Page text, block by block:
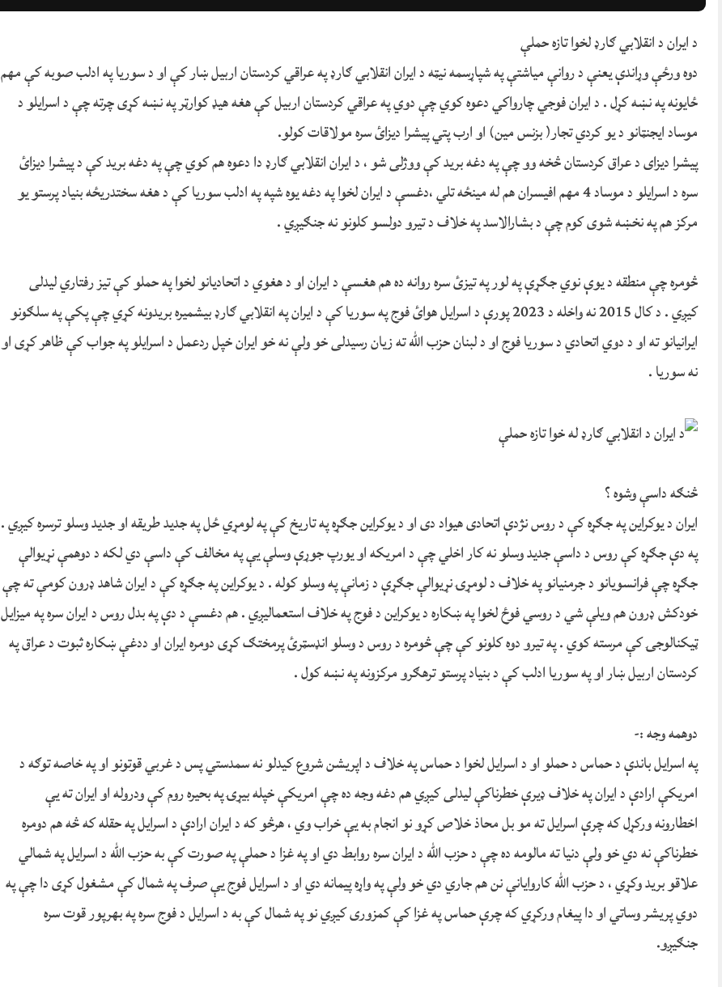
د ایران د انقلابي ګارډ لخوا تازه حملې
دوه ورځې وړاندې یعنې د روانې میاشتې په شپاړسمه نیټه د ایران انقلابي ګارډ په عراقي کردستان اربیل ښار کې او د سوریا په ادلب صوبه کې مهم
ځایونه په نښه کړل . د ایران فوجي چارواکي دعوه کوي چې دوي په عراقي کردستان اربیل کې هغه هیډ کوارټر په نښه کړی چرته چې د اسرایلو د
موساد ایجنټانو د یو کردي تجار( بزنس مین) او ارب پتي پیشرا دیزائ سره مولاقات کولو.
پیشرا دیزای د عراق کردستان څخه وو چې په دغه برید کې ووژلی شو ، د ایران انقلابي ګارډ دا دعوه هم کوي چې په دغه برید کې د پیشرا دیزائ
سره د اسرایلو د موساد 4 مهم افیسران هم له مینځه تلي ،دغسې د ایران لخوا په دغه یوه شپه په ادلب سوریا کې د هغه سختدریځه بنیاد پرستو یو
مرکز هم په نخښه شوی کوم چې د بشارالاسد په خلاف د تیرو دولسو کلونو نه جنګیږي .
څومره چې منطقه د یوې نوي جګړې په لور په تیزئ سره روانه ده هم هغسې د ایران او د هغوي د اتحادیانو لخوا په حملو کې تیز رفتاري لیدلی
کیږي . د کال 2015 نه واخله د 2023 پورې د اسرایل هوائ فوج په سوریا کې د ایران په انقلابي ګارډ بیشمیره بریدونه کړي چې پکې په سلګونو
ایرانیانو ته او د دوي اتحادي د سوریا فوج او د لبنان حزب الله ته زیان رسیدلی خو ولې نه خو ایران خپل ردعمل د اسرایلو په جواب کې ظاهر کړی او
نه سوریا .
څنګه داسې وشوه ؟
ایران د یوکراین په جګړه کې د روس نژدې اتحادی هیواد دی او د یوکراین جګړه په تاریخ کې په لومړي ځل په جدید طریقه او جدید وسلو ترسره کیږي .
په دې جګړه کې روس د داسې جدید وسلو نه کار اخلي چې د امریکه او یورپ جوړې وسلې یې په مخالف کې داسې دي لکه د دوهمې نړیوالې
جګړه چې فرانسویانو د جرمنیانو په خلاف د لومړۍ نړیوالې جګړې د زمانې په وسلو کوله . د یوکراین په جګړه کې د ایران شاهد ډرون کومې ته چې
خودکش ډرون هم ویلې شي د روسي فوځ لخوا په ښکاره د یوکراین د فوج په خلاف استعمالیږي . هم دغسې د دې په بدل روس د ایران سره په میزایل
ټیکنالوجۍ کې مرسته کوي . په تیرو دوه کلونو کې چې څومره د روس د وسلو انډسټرئ پرمختګ کړی دومره ایران او ددغې ښکاره ثبوت د عراق په
کردستان اربیل ښار او په سوریا ادلب کې د بنیاد پرستو ترهګرو مرکزونه په نښه کول .
دوهمه وجه :-
په اسرایل باندې د حماس د حملو او د اسرایل لخوا د حماس په خلاف د اپریشن شروع کیدلو نه سمدستي پس د غربي قوتونو او په خاصه توګه د
امریکې ارادې د ایران په خلاف ډیرې خطرناکې لیدلی کیږي هم دغه وجه ده چې امریکې خپله بیړۍ په بحیره روم کې ودروله او ایران ته یې
اخطارونه ورکړل که چرې اسرایل ته مو بل محاذ خلاص کړو نو انجام به یې خراب وي ، هرڅو که د ایران ارادې د اسرایل په حقله که څه هم دومره
خطرناکې نه دي خو ولې دنیا ته مالومه ده چې د حزب الله د ایران سره روابط دي او په غزا د حملې په صورت کې به حزب الله د اسرایل په شمالي
علاقو برید وکړي ، د حزب الله کاروایانې نن هم جاري دي خو ولې په واړه پیمانه دي او د اسرایل فوج یې صرف په شمال کې مشغول کړی دا چې په
دوي پریشر وساتي او دا پیغام ورکړي که چرې حماس په غزا کې کمزوری کیږي نو په شمال کې به د اسرایل د فوج سره په بهرپور قوت سره
جنګیږو.